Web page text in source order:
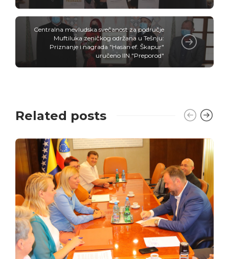
Centralna mevludska svečanost za područje
Muftiluka zeničkog održana u Tešnju:
Priznanje i nagrada "Hasan ef. Škapur"
uručeno IIN "Preporod"
Related posts